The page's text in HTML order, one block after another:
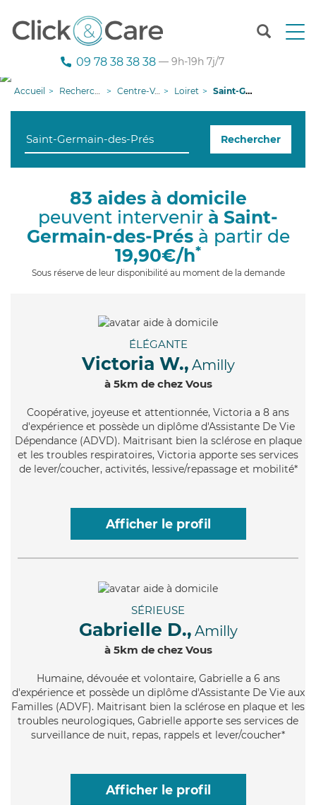
T
n
g
09 78 38 38 38 — 9h-19h 7j/7
Accueil Recherche aide à domicile Centre-Val de Loire Loiret Saint-Germain-des-Prés
Rechercher
83 aides à domicile
peuvent intervenir à Saint-
Germain-des-Présà partir de
19,90€/h*
Sous réserve de leur disponibilité au moment de la demande
ÉLÉGANTE
Victoria W., Amilly
à 5km de chez Vous
Coopérative, joyeuse et attentionnée, Victoria a 8 ans
d'expérience et possède un diplôme d'Assistante De Vie
Dépendance (ADVD). Maitrisant bien la sclérose en plaque
et les troubles respiratoires, Victoria apporte ses services
de lever/coucher, activités, lessive/repassage et mobilité*
Afficher le profil
SÉRIEUSE
Gabrielle D., Amilly
à 5km de chez Vous
Humaine, dévouée et volontaire, Gabrielle a 6 ans
d'expérience et possède un diplôme d'Assistante De Vie aux
Familles (ADVF). Maitrisant bien la sclérose en plaque et les
troubles neurologiques, Gabrielle apporte ses services de
surveillance de nuit, repas, rappels et lever/coucher*
Afficher le profil